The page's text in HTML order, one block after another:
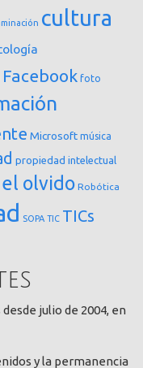
cultura
Facebook foto
Microsoft música
propiedad intelectual
olvido Robótica
SOPA TIC TICs
julio de 2004, en
y la permanencia